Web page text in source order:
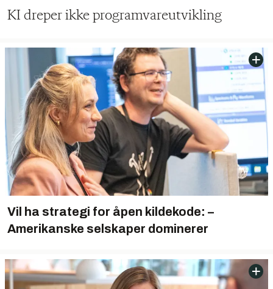
KI dreper ikke programvareutvikling
Vil ha strategi for åpen kildekode: –
Amerikanske selskaper dominerer